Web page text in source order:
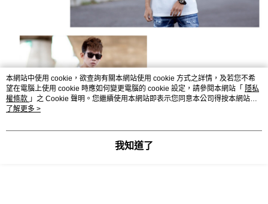
本網站中使用 cookie，欲查詢有關本網站使用 cookie 方式之詳情，及若您不希
望在電腦上使用 cookie 時應如何變更電腦的 cookie 設定，請參閱本網站「 隱私
權條款 」之 Cookie 聲明。您繼續使用本網站即表示您同意本公司得按本網站使
用條款之 Cookie 聲明使用 cookie。
了解更多 >
我知道了